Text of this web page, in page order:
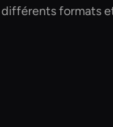
formats